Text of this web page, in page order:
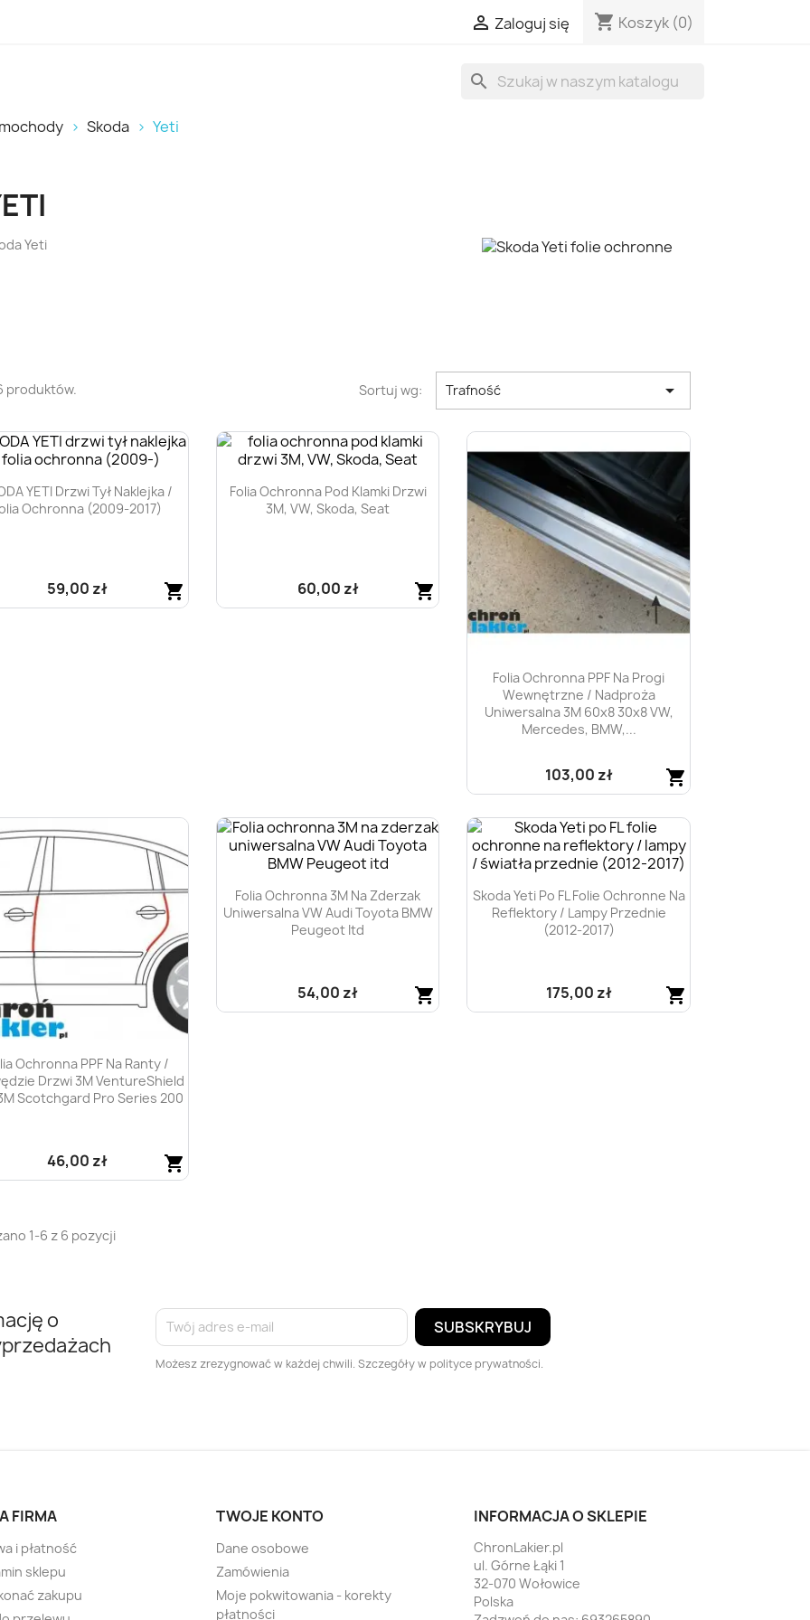
 Zaloguj się shopping_cart Koszyk (0)
search
Skoda Yeti
Yeti
produktów. Sortuj wg: Trafność 
YETI Drzwi Tył Naklejka /
Ochronna (2009-2017)
shopping_cart
59,00 zł
Folia Ochronna Pod Klamki Drzwi
3M, VW, Skoda, Seat
shopping_cart
60,00 zł
Folia Ochronna PPF Na Progi
Wewnętrzne / Nadproża
Uniwersalna 3M 60x8 30x8 VW,
Mercedes, BMW,...
shopping_cart
103,00 zł

Ochronna PPF Na Ranty /
Drzwi 3M VentureShield
Scotchgard Pro Series 200
shopping_cart
46,00 zł
Folia Ochronna 3M Na Zderzak
Uniwersalna VW Audi Toyota BMW
Peugeot Itd
shopping_cart
54,00 zł
Skoda Yeti Po FL Folie Ochronne Na
Reflektory / Lampy Przednie
(2012-2017)
shopping_cart
175,00 zł
1-6 z 6 pozycji
o
Możesz zrezygnować w każdej chwili. Szczegóły w polityce prywatności.
FIRMA
i płatność
sklepu
zakupu
TWOJE KONTO
Dane osobowe
Zamówienia
Moje pokwitowania - korekty
płatności
INFORMACJA O SKLEPIE
ChronLakier.pl
ul. Górne Łąki 1
32-070 Wołowice
Polska